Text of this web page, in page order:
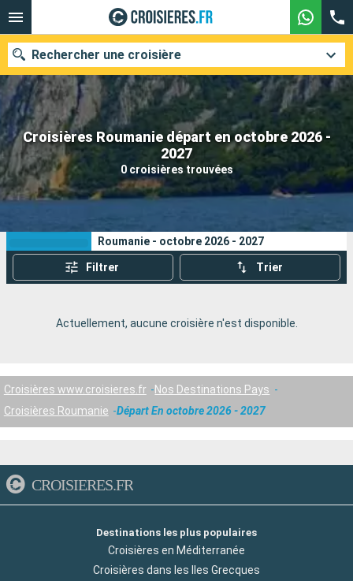
Croisières Roumanie départ en octobre 2026 -
2027
0 croisières trouvées
Rechercher une croisière
Nos destinations
Mois de départ
Rechercher
Roumanie - octobre 2026 - 2027
Filtrer Trier
Actuellement, aucune croisière n'est disponible.
Croisières www.croisieres.fr
Nos Destinations Pays
Croisières Roumanie
Départ En octobre 2026 - 2027
CROISIERES.FR
Destinations les plus populaires
Croisières en Méditerranée
Croisières dans les Iles Grecques